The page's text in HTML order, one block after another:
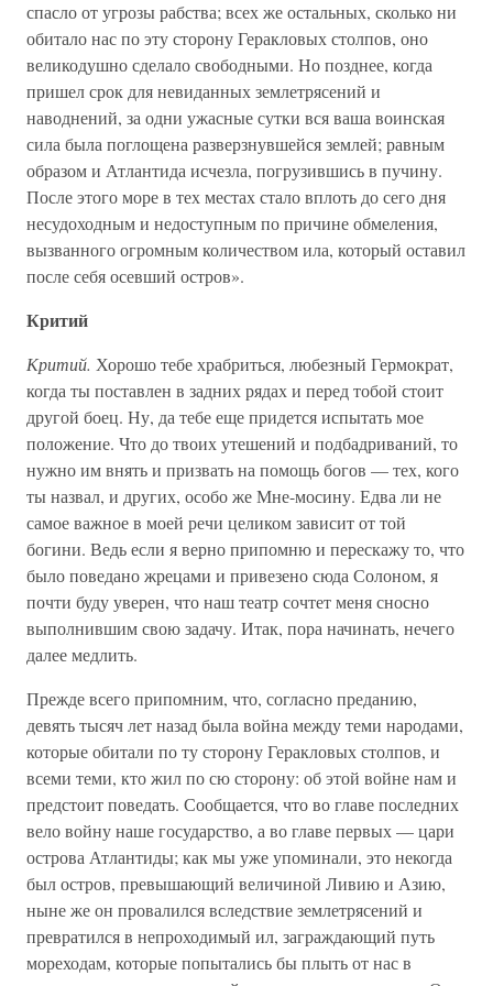
спасло от угрозы рабства; всех же остальных, сколько ни
обитало нас по эту сторону Геракловых столпов, оно
великодушно сделало свободными. Но позднее, когда
пришел срок для невиданных землетрясений и
наводнений, за одни ужасные сутки вся ваша воинская
сила была поглощена разверзнувшейся землей; равным
образом и Атлантида исчезла, погрузившись в пучину.
После этого море в тех местах стало вплоть до сего дня
несудоходным и недоступным по причине обмеления,
вызванного огромным количеством ила, который оставил
после себя осевший остров».
Критий
Критий. Хорошо тебе храбриться, любезный Гермократ,
когда ты поставлен в задних рядах и перед тобой стоит
другой боец. Ну, да тебе еще придется испытать мое
положение. Что до твоих утешений и подбадриваний, то
нужно им внять и призвать на помощь богов — тех, кого
ты назвал, и других, особо же Мне-мосину. Едва ли не
самое важное в моей речи целиком зависит от той
богини. Ведь если я верно припомню и перескажу то, что
было поведано жрецами и привезено сюда Солоном, я
почти буду уверен, что наш театр сочтет меня сносно
выполнившим свою задачу. Итак, пора начинать, нечего
далее медлить.
Прежде всего припомним, что, согласно преданию,
девять тысяч лет назад была война между теми народами,
которые обитали по ту сторону Геракловых столпов, и
всеми теми, кто жил по сю сторону: об этой войне нам и
предстоит поведать. Сообщается, что во главе последних
вело войну наше государство, а во главе первых — цари
острова Атлантиды; как мы уже упоминали, это некогда
был остров, превышающий величиной Ливию и Азию,
ныне же он провалился вследствие землетрясений и
превратился в непроходимый ил, заграждающий путь
мореходам, которые попытались бы плыть от нас в